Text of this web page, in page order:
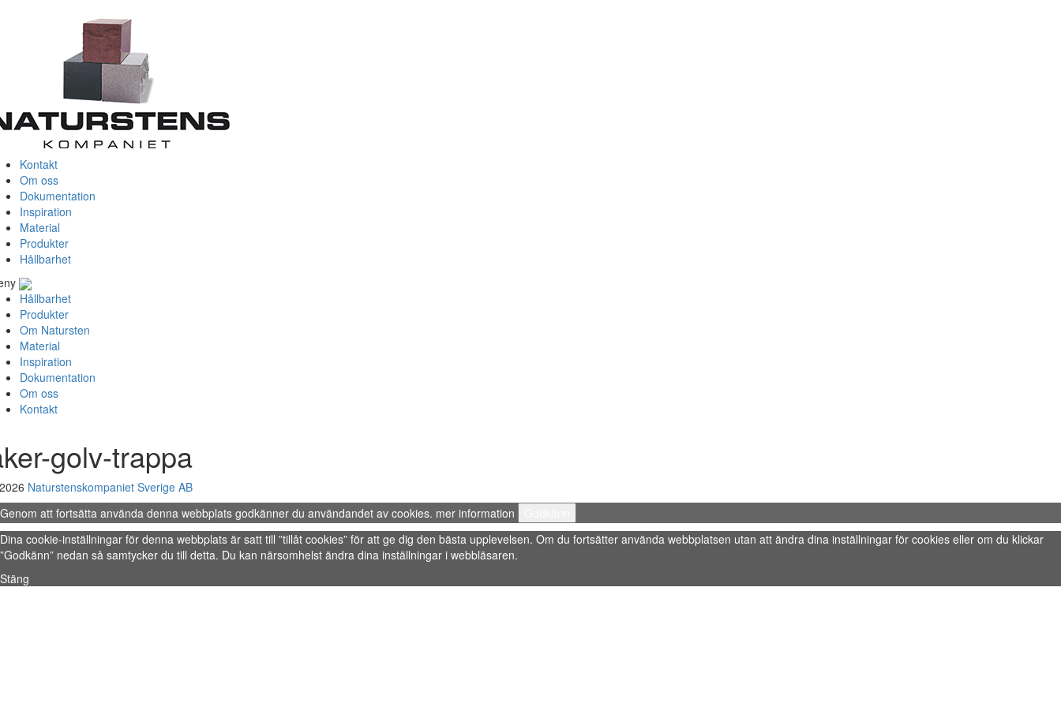
Kontakt
Om oss
Dokumentation
Inspiration
Material
Produkter
Hållbarhet
Hållbarhet
Produkter
Om Natursten
Material
Inspiration
Dokumentation
Om oss
Kontakt
golv-trappa
Naturstenskompaniet Sverige AB
Genom att fortsätta använda denna webbplats godkänner du användandet av cookies. mer information
Dina cookie-inställningar för denna webbplats är satt till ”tillåt cookies” för att ge dig den bästa upplevelsen. Om du fortsätter använda webbplatsen utan att ändra dina inställningar för cookies eller om du klickar
”Godkänn” nedan så samtycker du till detta. Du kan närsomhelst ändra dina inställningar i webbläsaren.
Stäng